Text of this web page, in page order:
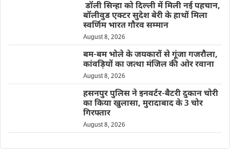
डॉली सिन्हा को दिल्ली में मिली नई पहचान,
बॉलीवुड एक्टर सुदेश बेरी के हाथों मिला
स्वर्णिम भारत गौरव सम्मान
August 8, 2026
बम-बम भोले के जयकारों से गूंजा गजरौला,
कांवड़ियों का जत्था मंजिल की ओर रवाना
August 8, 2026
हसनपुर पुलिस ने इनवर्टर-बैटरी दुकान चोरी
का किया खुलासा, मुरादाबाद के 3 चोर
गिरफ्तार
August 8, 2026